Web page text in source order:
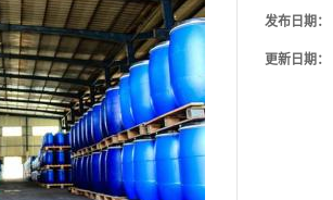
发布日期：
更新日期：